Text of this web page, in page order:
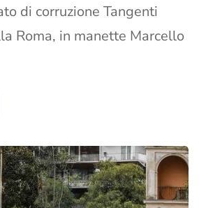
di corruzione Tangenti
Roma, in manette Marcello